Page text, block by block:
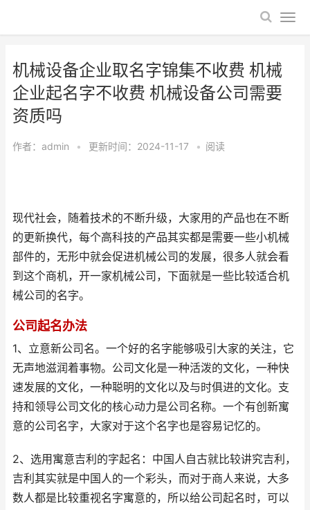
机械设备企业取名字锦集不收费 机械
企业起名字不收费 机械设备公司需要
资质吗
作者： admin • 更新时间：2024-11-17 • 阅读
现代社会，随着技术的不断升级，大家用的产品也在不断
的更新换代，每个高科技的产品其实都是需要一些小机械
部件的，无形中就会促进机械公司的发展，很多人就会看
到这个商机，开一家机械公司，下面就是一些比较适合机
械公司的名字。
公司起名办法
1、立意新公司名。一个好的名字能够吸引大家的关注，它
无声地滋润着事物。公司文化是一种活泼的文化，一种快
速发展的文化，一种聪明的文化以及与时俱进的文化。支
持和领导公司文化的核心动力是公司名称。一个有创新寓
意的公司名字，大家对于这个名字也是容易记忆的。
2、选用寓意吉利的字起名：中国人自古就比较讲究吉利，
吉利其实就是中国人的一个彩头，而对于商人来说，大多
数人都是比较重视名字寓意的，所以给公司起名时，可以